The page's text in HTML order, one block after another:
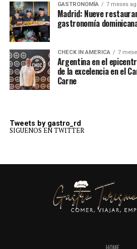
GASTRONOMÍA 7 meses
Madrid: Nueve
gastronomía
CHECK IN AMERICA 7
Argentina en el
de la excelencia en el
Carne
Tweets by gastro_rd
SIGUENOS EN TWITTER